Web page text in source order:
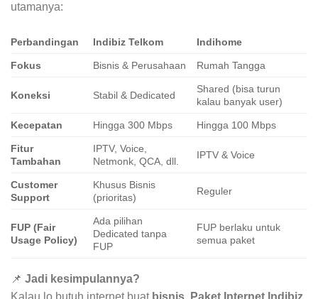
utamanya:
Perbandingan Indibiz Telkom Indihome
Fokus Bisnis & Perusahaan Rumah Tangga
Koneksi Stabil & Dedicated
Shared (bisa turun
kalau banyak user)
Kecepatan Hingga 300 Mbps Hingga 100 Mbps
Fitur
Tambahan
IPTV, Voice,
Netmonk, QCA, dll.
IPTV & Voice
Customer
Support
Khusus Bisnis
(prioritas)
Reguler
FUP (Fair
Usage Policy)
Ada pilihan
Dedicated tanpa
FUP
FUP berlaku untuk
semua paket
📌 Jadi kesimpulannya?